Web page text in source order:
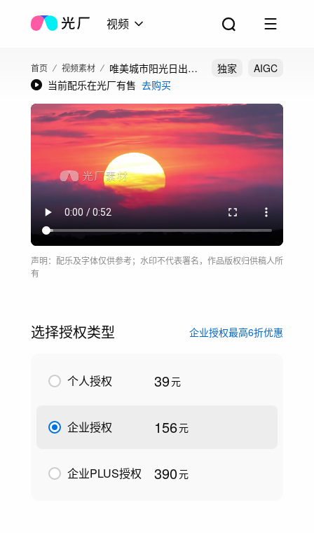
视频
首页 视频素材
唯美城市阳光日出日
落
独家
AIGC
当前配乐在光厂有售 去购买
声明：配乐及字体仅供参考；水印不代表署名，作品版权归供稿人所
有
选择授权类型 企业授权最高6折优惠
个人授权 39元
企业授权 156元
企业PLUS授权 390元